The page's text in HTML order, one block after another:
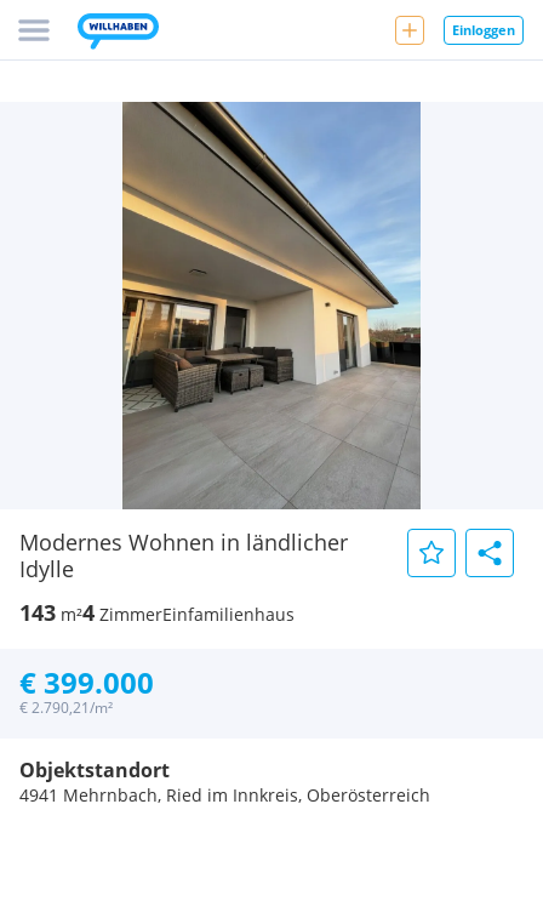
Einloggen
Modernes Wohnen in ländlicher
Idylle
143 m²4 ZimmerEinfamilienhaus
€ 399.000
€ 2.790,21/m²
Objektstandort
4941 Mehrnbach, Ried im Innkreis, Oberösterreich